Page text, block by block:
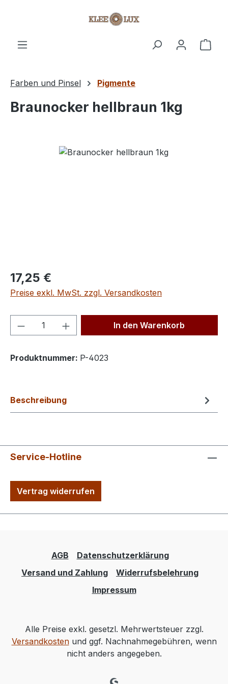
Farben und Pinsel Pigmente
Braunocker hellbraun 1kg
Regulärer Preis:
17,25 €
Preise exkl. MwSt. zzgl. Versandkosten
Produkt Anzahl: Gib denIn den Warenkorb
Produktnummer: P-4023
Beschreibung
Service-Hotline
Vertrag widerrufen
AGB
Datenschutzerklärung
Versand und Zahlung
Widerrufsbelehrung
Impressum
Alle Preise exkl. gesetzl. Mehrwertsteuer zzgl.
Versandkostenund ggf. Nachnahmegebühren, wenn
nicht anders angegeben.